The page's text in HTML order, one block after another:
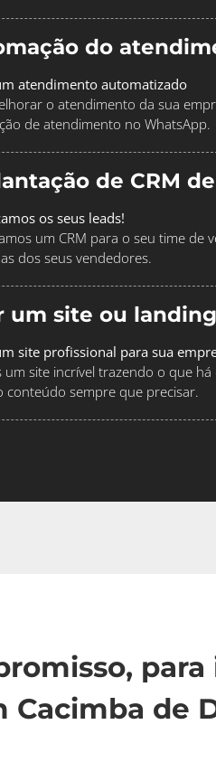
do
atendimento automatizado
o atendimento da sua
de atendimento no WhatsApp.
de CRM
os seus leads!
um CRM para o seu time de
dos seus vendedores.
um site ou
site profissional para sua
um site incrível trazendo o que
conteúdo sempre que precisar.
de